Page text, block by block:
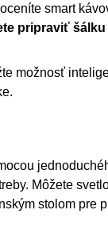
smart
pripraviť šálku
možnosť
Môžete
stolom pre